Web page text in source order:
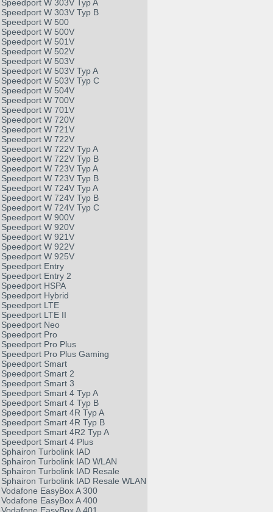
Speedport W 303V Typ A
Speedport W 303V Typ B
Speedport W 500
Speedport W 500V
Speedport W 501V
Speedport W 502V
Speedport W 503V
Speedport W 503V Typ A
Speedport W 503V Typ C
Speedport W 504V
Speedport W 700V
Speedport W 701V
Speedport W 720V
Speedport W 721V
Speedport W 722V
Speedport W 722V Typ A
Speedport W 722V Typ B
Speedport W 723V Typ A
Speedport W 723V Typ B
Speedport W 724V Typ A
Speedport W 724V Typ B
Speedport W 724V Typ C
Speedport W 900V
Speedport W 920V
Speedport W 921V
Speedport W 922V
Speedport W 925V
Speedport Entry
Speedport Entry 2
Speedport HSPA
Speedport Hybrid
Speedport LTE
Speedport LTE II
Speedport Neo
Speedport Pro
Speedport Pro Plus
Speedport Pro Plus Gaming
Speedport Smart
Speedport Smart 2
Speedport Smart 3
Speedport Smart 4 Typ A
Speedport Smart 4 Typ B
Speedport Smart 4R Typ A
Speedport Smart 4R Typ B
Speedport Smart 4R2 Typ A
Speedport Smart 4 Plus
Sphairon Turbolink IAD
Sphairon Turbolink IAD WLAN
Sphairon Turbolink IAD Resale
Sphairon Turbolink IAD Resale WLAN
Vodafone EasyBox A 300
Vodafone EasyBox A 400